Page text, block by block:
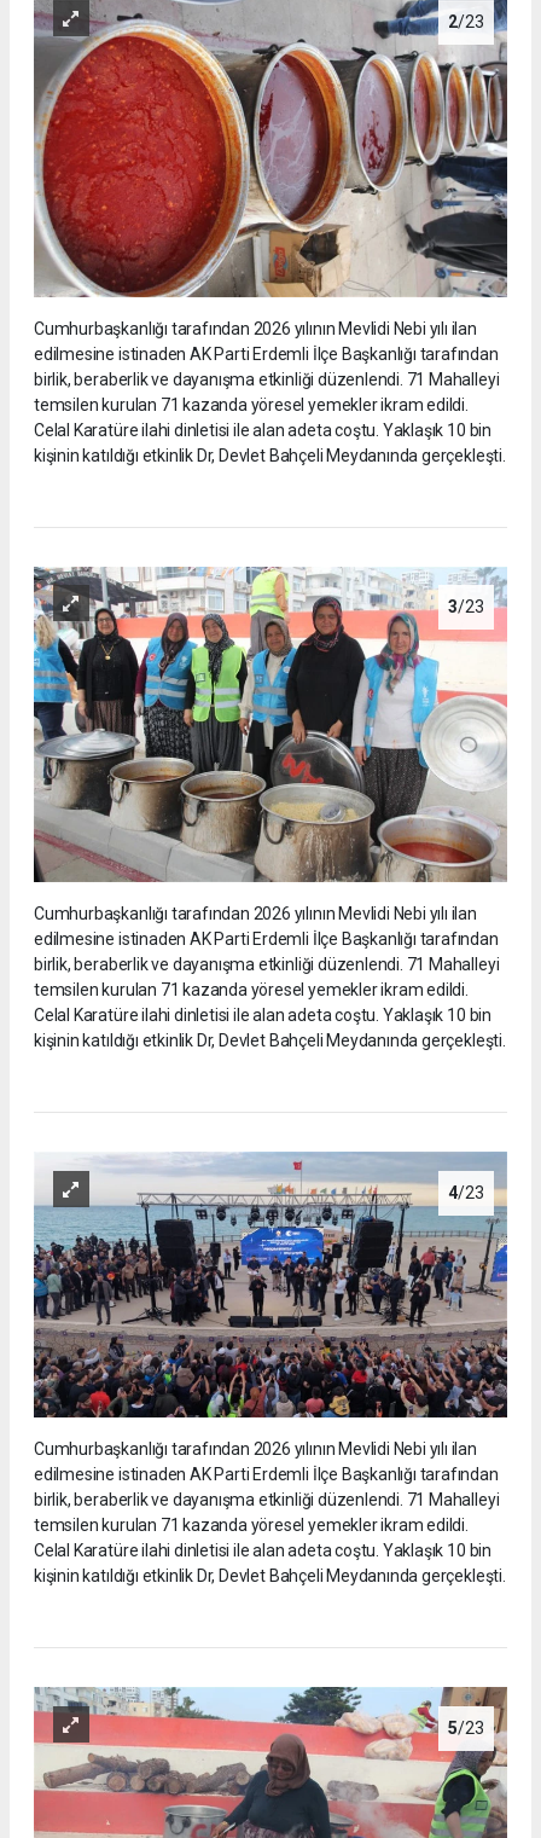
2/23
Cumhurbaşkanlığı tarafından 2026 yılının Mevlidi Nebi yılı ilan
edilmesine istinaden AK Parti Erdemli İlçe Başkanlığı tarafından
birlik, beraberlik ve dayanışma etkinliği düzenlendi. 71 Mahalleyi
temsilen kurulan 71 kazanda yöresel yemekler ikram edildi.
Celal Karatüre ilahi dinletisi ile alan adeta coştu. Yaklaşık 10 bin
kişinin katıldığı etkinlik Dr, Devlet Bahçeli Meydanında gerçekleşti.
3/23
Cumhurbaşkanlığı tarafından 2026 yılının Mevlidi Nebi yılı ilan
edilmesine istinaden AK Parti Erdemli İlçe Başkanlığı tarafından
birlik, beraberlik ve dayanışma etkinliği düzenlendi. 71 Mahalleyi
temsilen kurulan 71 kazanda yöresel yemekler ikram edildi.
Celal Karatüre ilahi dinletisi ile alan adeta coştu. Yaklaşık 10 bin
kişinin katıldığı etkinlik Dr, Devlet Bahçeli Meydanında gerçekleşti.
4/23
Cumhurbaşkanlığı tarafından 2026 yılının Mevlidi Nebi yılı ilan
edilmesine istinaden AK Parti Erdemli İlçe Başkanlığı tarafından
birlik, beraberlik ve dayanışma etkinliği düzenlendi. 71 Mahalleyi
temsilen kurulan 71 kazanda yöresel yemekler ikram edildi.
Celal Karatüre ilahi dinletisi ile alan adeta coştu. Yaklaşık 10 bin
kişinin katıldığı etkinlik Dr, Devlet Bahçeli Meydanında gerçekleşti.
5/23